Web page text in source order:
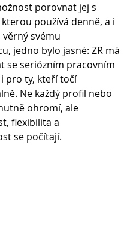
porovnat jej s
používá denně, a i
věrný svému
jedno bylo jasné: ZR má
se seriózním pracovním
pro ty, kteří točí
Ne každý profil nebo
ohromí, ale
flexibilita a
se počítají.